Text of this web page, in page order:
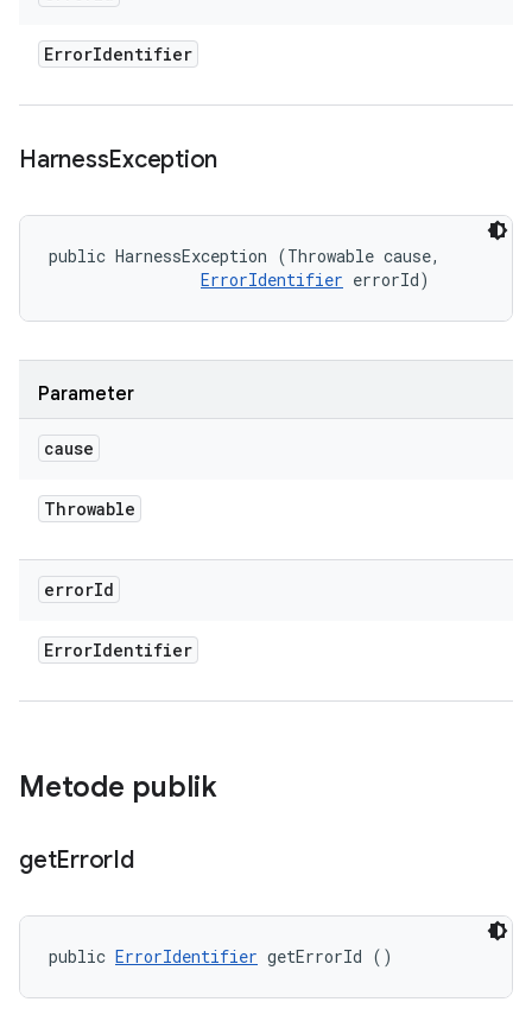
ErrorIdentifier
HarnessException
public HarnessException (Throwable cause,
ErrorIdentifier errorId)
Parameter
cause
Throwable
errorId
ErrorIdentifier
Metode publik
getErrorId
public ErrorIdentifier getErrorId ()